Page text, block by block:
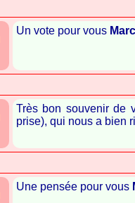
Un vote pour vous
Très bon souvenir de
prise), qui nous a bien
Une pensée pour vous